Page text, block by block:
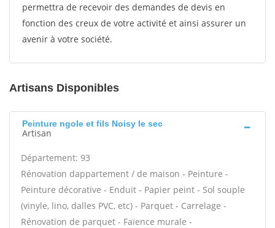
permettra de recevoir des demandes de devis en
fonction des creux de votre activité et ainsi assurer un
avenir à votre société.
Artisans Disponibles
Peinture ngole et fils Noisy le sec
Artisan
Département: 93
Rénovation dappartement / de maison - Peinture -
Peinture décorative - Enduit - Papier peint - Sol souple
(vinyle, lino, dalles PVC, etc) - Parquet - Carrelage -
Rénovation de parquet - Faïence murale -